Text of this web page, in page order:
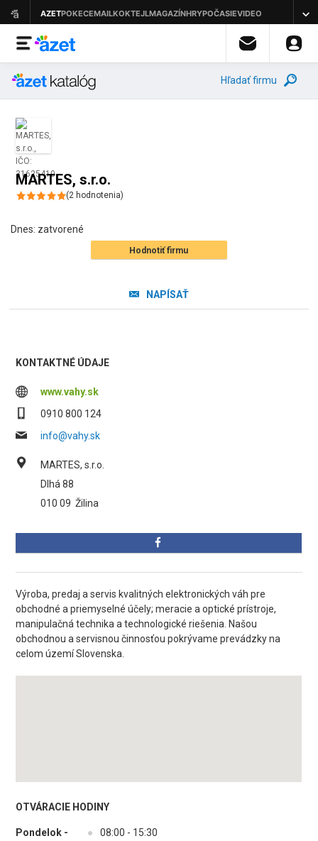
Hľadať firmu
MARTES, s.r.o.
(2 hodnotenia)
Dnes: zatvorené
Hodnotiť firmu
NAPÍSAŤ
KONTAKTNÉ ÚDAJE
www.vahy.sk
0910 800 124
info@vahy.sk
MARTES, s.r.o.
Dlhá 88
010 09 Žilina
Výroba, predaj a servis kvalitných elektronických váh pre
obchodné a priemyselné účely; meracie a optické prístroje,
manipulačná technika a technologické riešenia. Našou
obchodnou a servisnou činnosťou pokrývame prevádzky na
celom území Slovenska.
OTVÁRACIE HODINY
Pondelok -
● 08:00 - 15:30